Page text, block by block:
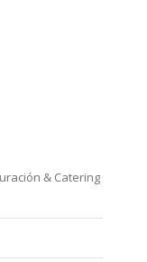
& Catering